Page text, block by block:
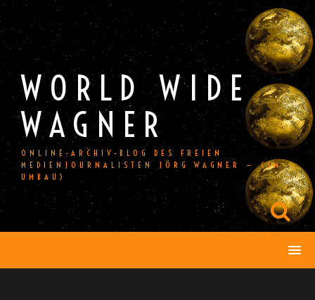
Skip
to
content
WORLD WIDE
WAGNER
ONLINE-ARCHIV-BLOG DES FREIEN
MEDIENJOURNALISTEN JÖRG WAGNER — (IM
UMBAU)